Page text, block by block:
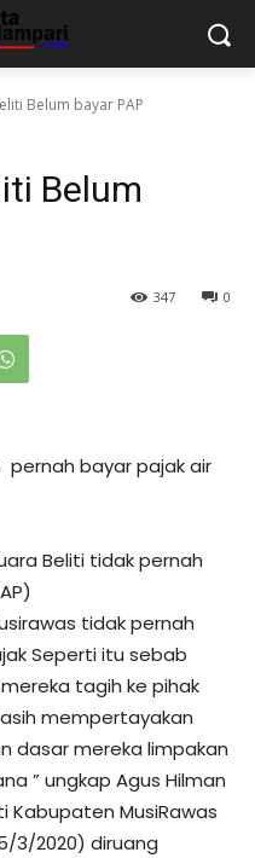
Belum bayar PAP
Belum
0
347
pernah bayar pajak air
Beliti tidak pernah
tidak pernah
Seperti itu sebab
tagih ke pihak
mempertayakan
dasar mereka limpakan
” ungkap Agus Hilman
Kabupaten MusiRawas
3/2020) diruang